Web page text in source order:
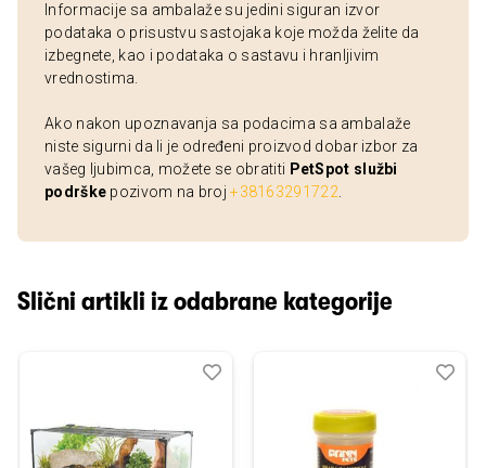
Informacije sa ambalaže su jedini siguran izvor
podataka o prisustvu sastojaka koje možda želite da
izbegnete, kao i podataka o sastavu i hranljivim
vrednostima.
Ako nakon upoznavanja sa podacima sa ambalaže
niste sigurni da li je određeni proizvod dobar izbor za
vašeg ljubimca, možete se obratiti PetSpot službi
podrške pozivom na broj+38163291722
Slični artikli iz odabrane kategorije
Dodaj
Uporedi